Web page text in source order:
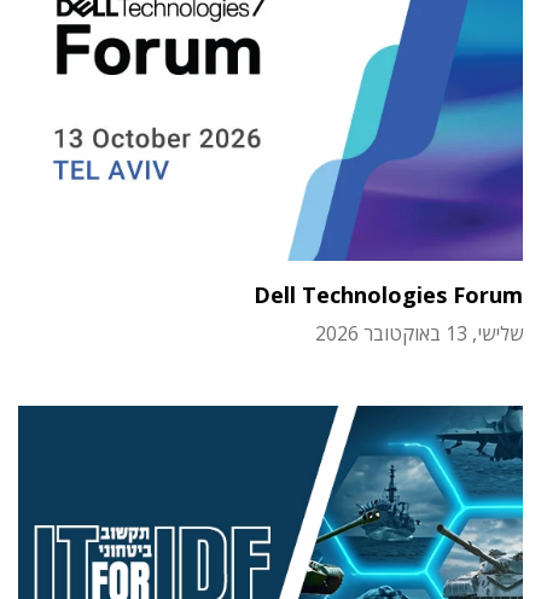
Dell Technologies Forum
שלישי, 13 באוקטובר 2026